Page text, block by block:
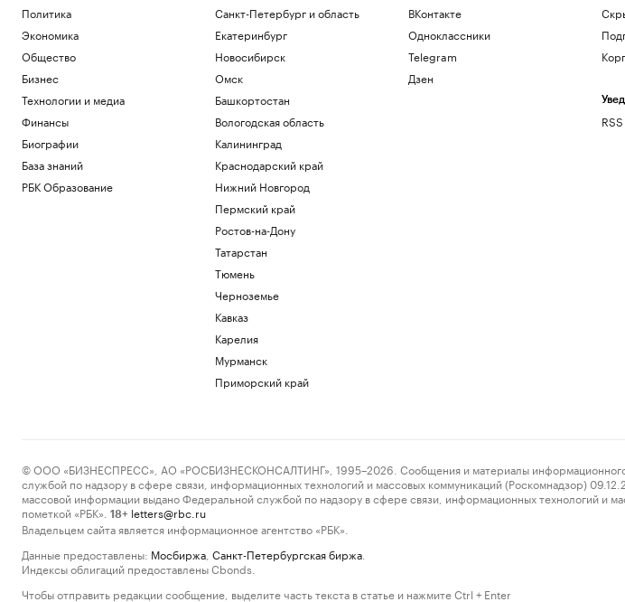
Политика
Экономика
Общество
Бизнес
Технологии и медиа
Финансы
Биографии
База знаний
РБК Образование
Санкт-Петербург и область
Екатеринбург
Новосибирск
Омск
Башкортостан
Вологодская область
Калининград
Краснодарский край
Нижний Новгород
Пермский край
Ростов-на-Дону
Татарстан
Тюмень
Черноземье
Кавказ
Карелия
Мурманск
Приморский край
ВКонтакте
Одноклассники
Telegram
Дзен
© ООО «БИЗНЕСПРЕСС», АО «РОСБИЗНЕСКОНСАЛТИНГ», 1995–2026. Сообщения и материалы информационного
службой по надзору в сфере связи, информационных технологий и массовых коммуникаций (Роскомнадзор)
массовой информации выдано Федеральной службой по надзору в сфере связи, информационных технологий
пометкой «РБК».
18+ letters@rbc.ru
Владельцем сайта является информационное агентство «РБК».
Данные предоставлены: Мосбиржа Санкт-Петербургская биржа
Индексы облигаций предоставлены Cbonds.
Чтобы отправить редакции сообщение, выделите часть текста в статье и нажмите Ctrl + Enter